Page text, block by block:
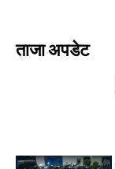
ताजा अपडेट